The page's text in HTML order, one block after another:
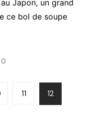
Japon, un grand
ce bol de soupe
0
11 12